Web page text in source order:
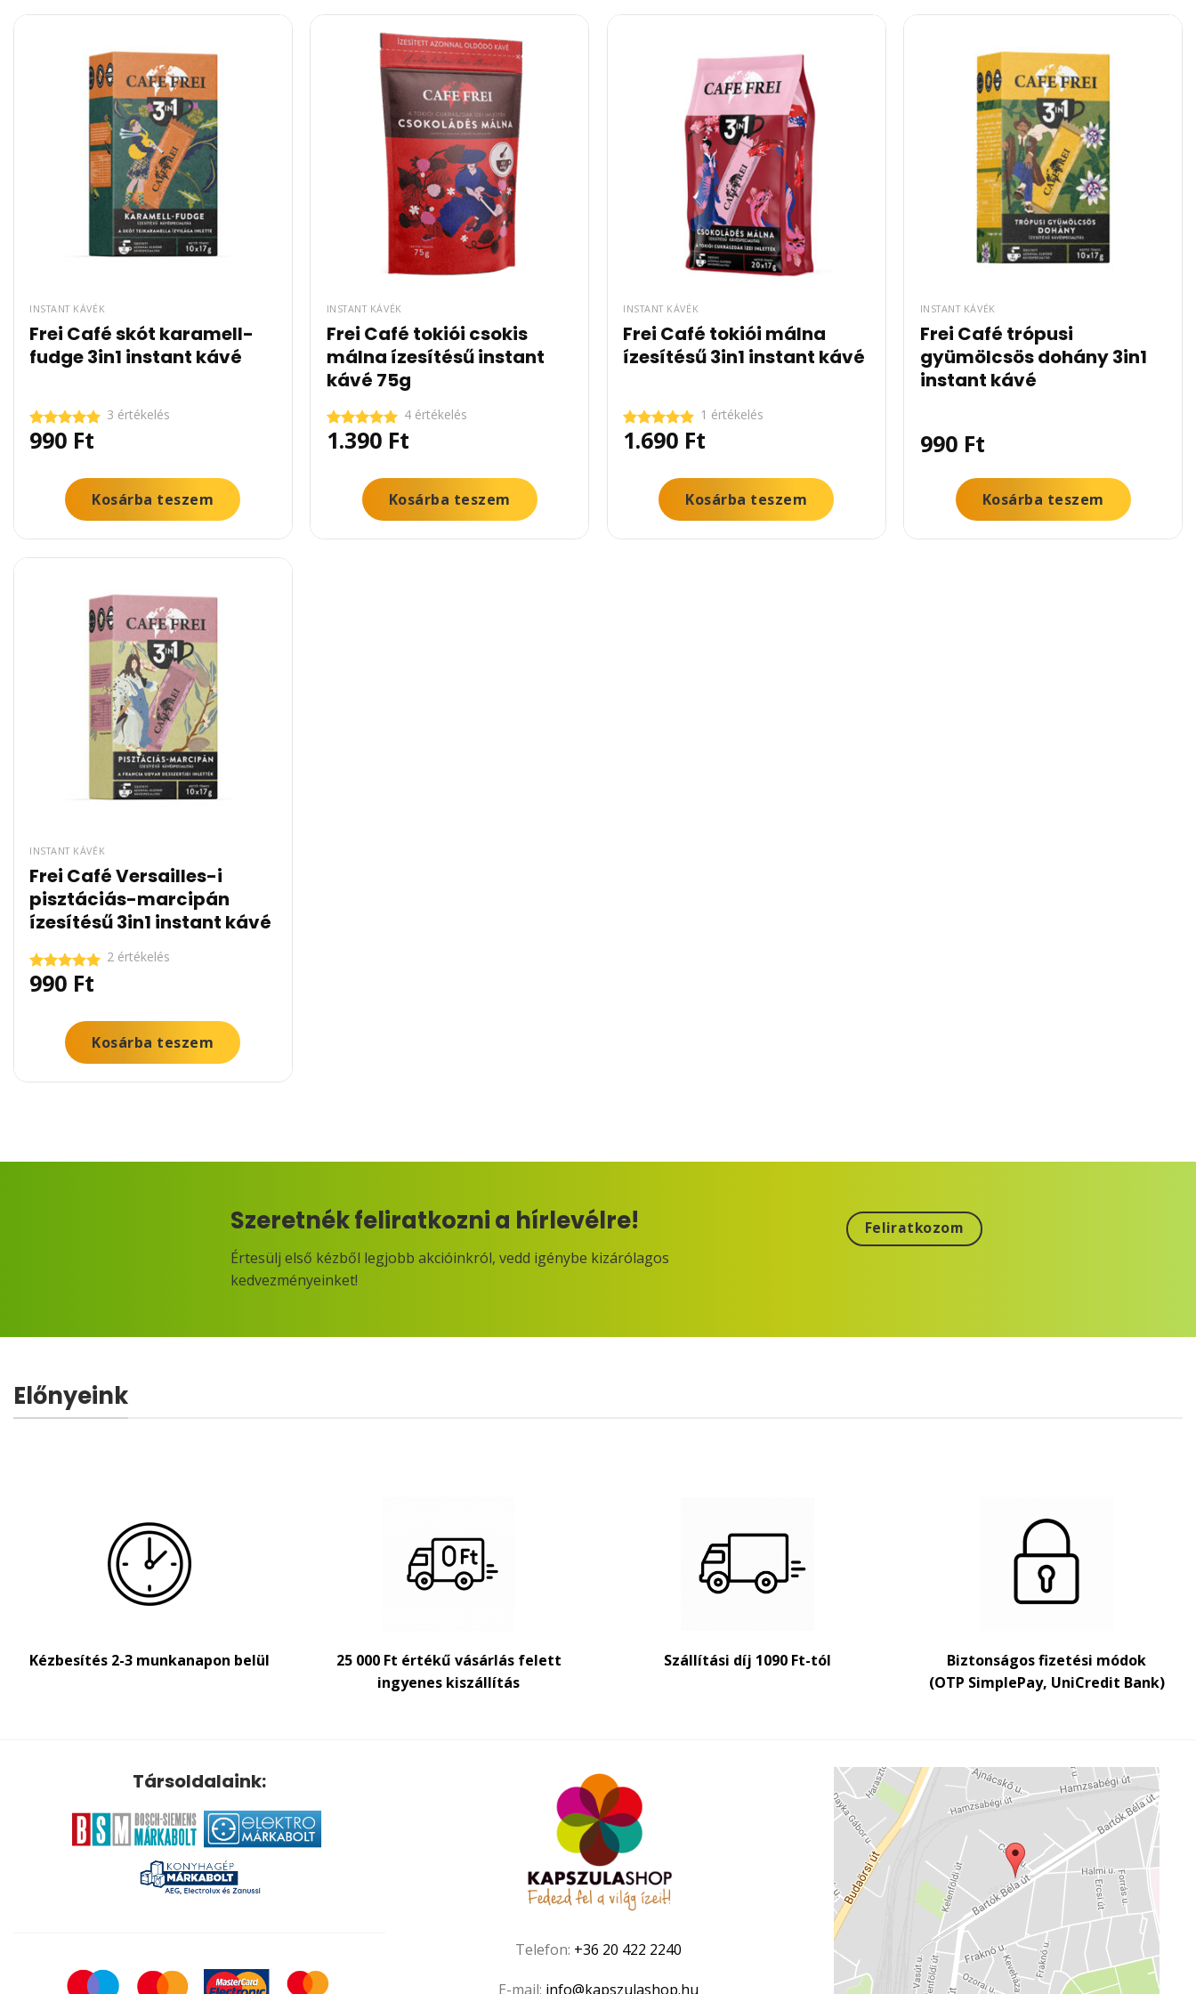
INSTANT KÁVÉK
Frei Café skót karamell-
fudge 3in1 instant kávé
Értékelés:
5.00 / 5
3 értékelés
990 Ft
Kosárba teszem
INSTANT KÁVÉK
Frei Café tokiói csokis
málna ízesítésű instant
kávé 75g
Értékelés:
5.00/ 5
4 értékelés
1.390 Ft
Kosárba teszem
INSTANT KÁVÉK
Frei Café tokiói málna
ízesítésű 3in1 instant kávé
Értékelés:
5.00/ 5
1 értékelés
1.690 Ft
Kosárba teszem
INSTANT KÁVÉK
Frei Café trópusi
gyümölcsös dohány 3in1
instant kávé
990 Ft
Kosárba teszem
INSTANT KÁVÉK
Frei Café Versailles-i
pisztáciás-marcipán
ízesítésű 3in1 instant kávé
Értékelés:
5.00 / 5
2 értékelés
990 Ft
Kosárba teszem
Szeretnék feliratkozni a hírlevélre!
Értesülj első kézből legjobb akcióinkról, vedd igénybe kizárólagos
kedvezményeinket!
Feliratkozom
Előnyeink
Kézbesítés 2-3 munkanapon belül
25 000 Ft értékű vásárlás felett
ingyenes kiszállítás
Szállítási díj 1090 Ft-tól
Biztonságos fizetési módok
(OTP SimplePay, UniCredit Bank)
Társoldalaink:
Telefon: +36 20 422 2240
E-mail: info@kapszulashop.hu